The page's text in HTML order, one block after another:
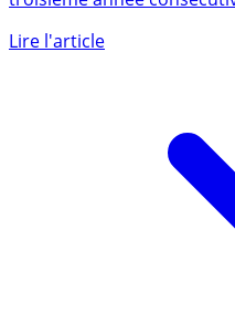
troisième année